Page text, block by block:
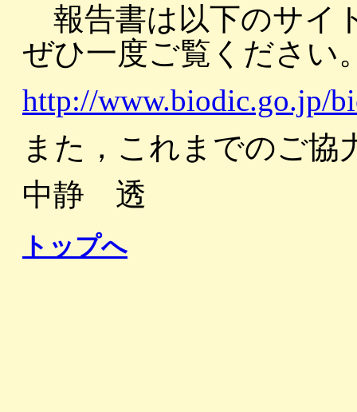
報告書は以下のサイ
ぜひ一度ご覧ください
http://www.biodic.go.jp/
また，これまでのご協
中静 透
トップへ